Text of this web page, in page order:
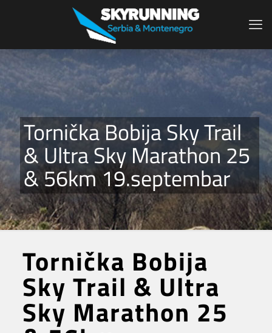
Tornička Bobija Sky Trail
& Ultra Sky Marathon 25
& 56km 19.septembar
Tornička Bobija
Sky Trail & Ultra
Sky Marathon 25